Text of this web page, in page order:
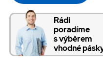
Rádi
poradíme
s výběrem
vhodné